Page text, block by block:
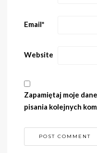
Email*
Website
Zapamiętaj moje
pisania kolejnych